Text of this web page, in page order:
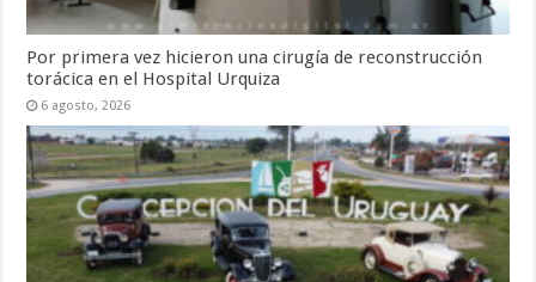
Por primera vez hicieron una cirugía de reconstrucción
torácica en el Hospital Urquiza
6 agosto, 2026